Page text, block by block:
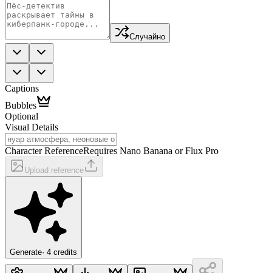
Случайно
Captions
Bubbles
Optional
Visual Details
Character ReferenceRequires Nano Banana or Flux Pro
Upload reference
Generate· 4 credits